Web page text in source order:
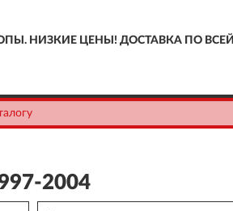
НИЗКИЕ ЦЕНЫ! ДОСТАВКА ПО ВСЕЙ
2004